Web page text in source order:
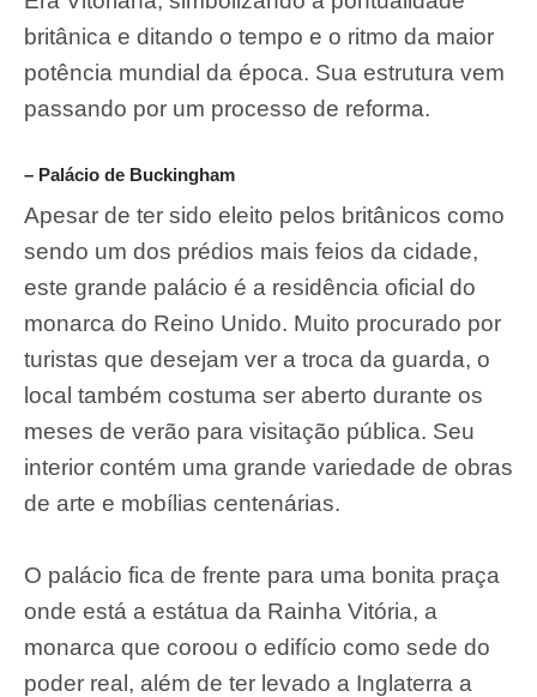
britânica e ditando o tempo e o ritmo da maior
potência mundial da época. Sua estrutura vem
passando por um processo de reforma.
– Palácio de Buckingham
Apesar de ter sido eleito pelos britânicos como
sendo um dos prédios mais feios da cidade,
este grande palácio é a residência oficial do
monarca do Reino Unido. Muito procurado por
turistas que desejam ver a troca da guarda, o
local também costuma ser aberto durante os
meses de verão para visitação pública. Seu
interior contém uma grande variedade de obras
de arte e mobílias centenárias.
O palácio fica de frente para uma bonita praça
onde está a estátua da Rainha Vitória, a
monarca que coroou o edifício como sede do
poder real, além de ter levado a Inglaterra a